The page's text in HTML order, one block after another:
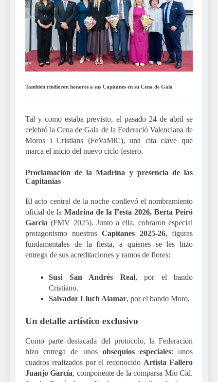
También rindieron honores a sus Capitanes en su Cena de Gala
Tal y como estaba previsto, el pasado 24 de abril se
celebró la Cena de Gala de la Federació Valenciana de
Moros i Cristians (FeVaMiC), una cita clave que
marca el inicio del nuevo ciclo festero.
Proclamación de la Madrina y presencia de las
Capitanías
El acto central de la noche conllevó el nombramiento
oficial de la Madrina de la Festa 2026, Berta Peiró
García (FMV 2025). Junto a ella, cobraron especial
protagonismo nuestros Capitanes 2025-26, figuras
fundamentales de la fiesta, a quienes se les hizo
entrega de sus acreditaciones y ramos de flores:
Susi San Andrés Real, por el bando
Cristiano.
Salvador Lluch Alamar, por el bando Moro.
Un detalle artístico exclusivo
Como parte destacada del protocolo, la Federación
hizo entrega de unos obsequios especiales: unos
cuadros realizados por el reconocido Artista Fallero
Juanjo García, componente de la comparsa Mio Cid.